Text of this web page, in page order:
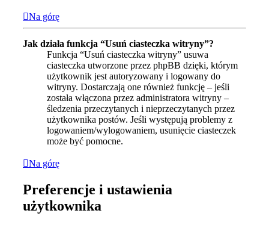
Na górę
Jak działa funkcja “Usuń ciasteczka witryny”?
Funkcja “Usuń ciasteczka witryny” usuwa
ciasteczka utworzone przez phpBB dzięki, którym
użytkownik jest autoryzowany i logowany do
witryny. Dostarczają one również funkcję – jeśli
została włączona przez administratora witryny –
śledzenia przeczytanych i nieprzeczytanych przez
użytkownika postów. Jeśli występują problemy z
logowaniem/wylogowaniem, usunięcie ciasteczek
może być pomocne.
Na górę
Preferencje i ustawienia
użytkownika